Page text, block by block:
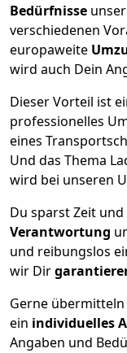
Bedürfnisse
verschiedenen
europaweite
wird auch Dein
Dieser Vorteil ist
professionelles
eines
Und das Thema
wird bei unseren
Du sparst Zeit
Verantwortung
und reibungslos
wir Dir
Gerne
ein individuelles
Angaben und